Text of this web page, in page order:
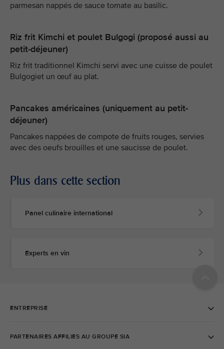
parmesan nappés de sauce tomate au basilic.
Riz frit Kimchi et poulet Bulgogi (proposé aussi au
petit-déjeuner)
Riz frit traditionnel Kimchi servi avec une cuisse de poulet
Bulgogiet un œuf au plat.
Pancakes américaines (uniquement au petit-
déjeuner)
Pancakes nappées de compote de fruits rouges, servies
avec des oeufs brouilles et une saucisse de poulet.
Plus dans cette section
Panel culinaire international
Experts en vin